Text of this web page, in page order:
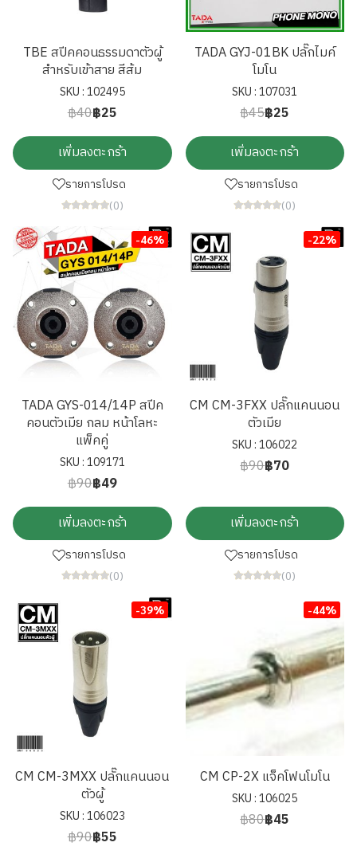
TBE สปีคคอนธรรมดาตัวผู้
สำหรับเข้าสาย สีส้ม
SKU : 102495
฿40฿25
เพิ่มลงตะกร้า
รายการโปรด
(0)
TADA GYJ-01BK ปลั๊กไมค์
โมโน
SKU : 107031
฿45฿25
เพิ่มลงตะกร้า
รายการโปรด
(0)
-46%
TADA GYS-014/14P สปีค
คอนตัวเมีย กลม หน้าโลหะ
แพ็คคู่
SKU : 109171
฿90฿49
เพิ่มลงตะกร้า
รายการโปรด
(0)
-22%
CM CM-3FXX ปลั๊กแคนนอน
ตัวเมีย
SKU : 106022
฿90฿70
เพิ่มลงตะกร้า
รายการโปรด
(0)
-39%
CM CM-3MXX ปลั๊กแคนนอน
ตัวผู้
SKU : 106023
฿90฿55
-44%
CM CP-2X แจ็คโฟนโมโน
SKU : 106025
฿80฿45